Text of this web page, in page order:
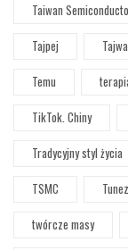
Taiwan
Tajpej
Temu
TikTok. Chiny
Tradycyjny styl życia
TSMC
twórcze masy